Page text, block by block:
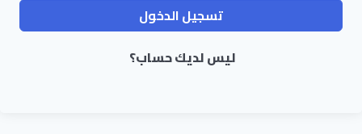
تسجيل الدخول
ليس لديك حساب؟